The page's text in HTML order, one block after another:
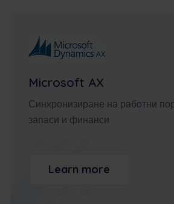
Microsoft AX
Синхронизиране на работни
запаси и финанси
Learn more